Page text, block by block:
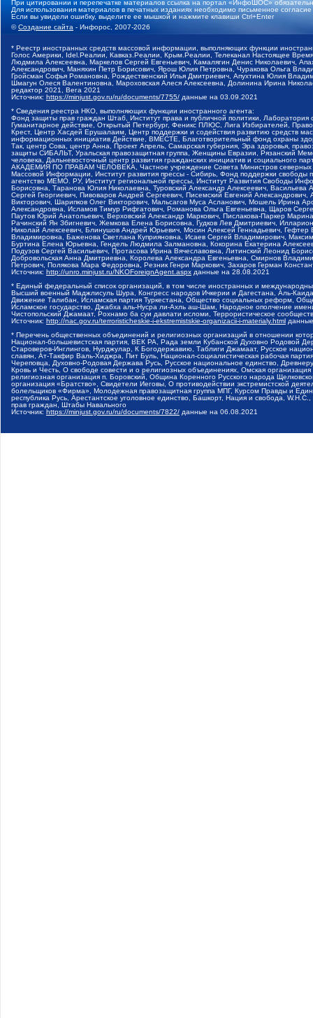
При цитировании и перепечатке материалов ссылка на портал «ИнфоШОС»
Для использования материалов в печатных изданиях необходимо письменное
Если вы увидели ошибку, выделите ее мышкой и нажмите клавиши Ctrl+Enter
©Создание сайта - Инфорос, 2007-2026
* Реестр иностранных средств массовой информации, выполняющих функции
Голос Америки, Idel.Реалии, Кавказ.Реалии, Крым.Реалии, Телеканал Настоящее
Людмила Алексеевна, Маркелов Сергей Евгеньевич, Камалягин Денис Николаевич,
Александрович, Маняхин Петр Борисович, Ярош Юлия Петровна, Чуракова Ольга
Гройсман Софья Романовна, Рождественский Илья Дмитриевич, Апухтина Юлия
Шмагун Олеся Валентиновна, Мароховская Алеся Алексеевна, Долинина Ирина
редактор 2021, Вега 2021
Источник: https://minjust.gov.ru/ru/documents/7755/ данные на 03.09.2021
* Сведения реестра НКО, выполняющих функции иностранного агента:
Фонд защиты прав граждан Штаб, Институт права и публичной политики,
Гуманитарное действие, Открытый Петербург, Феникс ПЛЮС, Лига Избирателей,
Крест, Центр Хасдей Ерушалаим, Центр поддержки и содействия развитию средств
информационных инициатив Действие, ВМЕСТЕ, Благотворительный фонд охраны
Так, центр Сова, центр Анна, Проект Апрель, Самарская губерния, Эра здоровья,
защиты СИБАЛЬТ, Уральская правозащитная группа, Женщины Евразии, Рязанский
человека, Дальневосточный центр развития гражданских инициатив и социального
АКАДЕМИЯ ПО ПРАВАМ ЧЕЛОВЕКА, Частное учреждение Совета Министров северных
Массовой Информации, Институт развития прессы - Сибирь, Фонд поддержки
агентство МЕМО. РУ, Институт региональной прессы, Институт Развития Свободы
Борисовна, Таранова Юлия Николаевна, Туровский Александр Алексеевич,
Сергей Георгиевич, Пивоваров Андрей Сергеевич, Писемский Евгений
Викторович, Шарипков Олег Викторович, Мальсагов Муса Асланович, Мошель Ирина
Александровна, Исламов Тимур Рифгатович, Романова Ольга Евгеньевна, Щаров
Паутов Юрий Анатольевич, Верховский Александр Маркович, Пислакова-Паркер
Рачинский Ян Збигневич, Жемкова Елена Борисовна, Гудков Лев Дмитриевич,
Николай Алексеевич, Блинушов Андрей Юрьевич, Мосин Алексей Геннадьевич,
Владимировна, Баженова Светлана Куприяновна, Исаев Сергей Владимирович,
Буртина Елена Юрьевна, Гендель Людмила Залмановна, Кокорина Екатерина
Подузов Сергей Васильевич, Протасова Ирина Вячеславовна, Литинский Леонид
Добровольская Анна Дмитриевна, Королева Александра Евгеньевна, Смирнов
Петрович, Полякова Мара Федоровна, Резник Генри Маркович, Захаров Герман
Источник: http://unro.minjust.ru/NKOForeignAgent.aspx данные на 28.08.2021
* Единый федеральный список организаций, в том числе иностранных и
Высший военный Маджлисуль Шура, Конгресс народов Ичкерии и Дагестана, Аль-
Движение Талибан, Исламская партия Туркестана, Общество социальных реформ,
Исламское государство, Джабха аль-Нусра ли-Ахль аш-Шам, Народное ополчение
Чистопольский Джамаат, Рохнамо ба суи давлати исломи, Террористическое
Источник: http://nac.gov.ru/terroristicheskie-i-ekstremistskie-organizacii-i-materialy.html
* Перечень общественных объединений и религиозных организаций в отношении
Национал-большевистская партия, ВЕК РА, Рада земли Кубанской Духовно Родовой
Староверов-Инглингов, Нурджулар, К Богодержавию, Таблиги Джамаат, Русское
славян, Ат-Такфир Валь-Хиджра, Пит Буль, Национал-социалистическая рабочая
Череповца, Духовно-Родовая Держава Русь, Русское национальное единство,
Кровь и Честь, О свободе совести и о религиозных объединениях, Омская
религиозная организация п. Боровский, Община Коренного Русского народа
организация «Братство», Свидетели Иеговы, О противодействии экстремистской
болельщиков «Фирма», Молодежная правозащитная группа МПГ, Курсом Правды и
республика Русь, Арестантское уголовное единство, Башкорт, Нация и свобода,
прав граждан, Штабы Навального
Источник: https://minjust.gov.ru/ru/documents/7822/ данные на 06.08.2021